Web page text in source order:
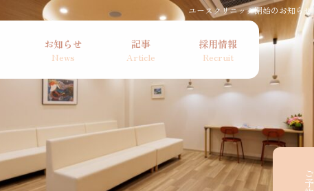
ユースクリニック開始のお知らせ
お知らせ 記事 採用情報